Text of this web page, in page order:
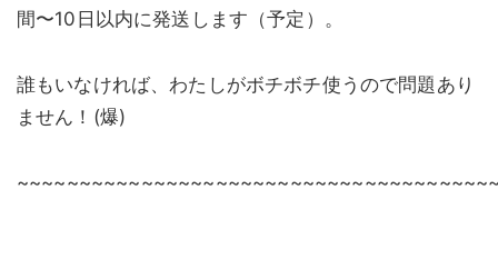
間〜10日以内に発送します（予定）。
誰もいなければ、わたしがボチボチ使うので問題あり
ません！(爆)